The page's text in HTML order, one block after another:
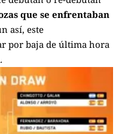
que se enfrentaban
así, este
por baja de última hora